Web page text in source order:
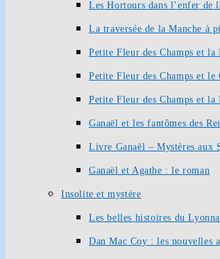
Les Hortours dans l’enfer de
La traversée de la Manche à
Petite Fleur des Champs et
Petite Fleur des Champs et
Petite Fleur des Champs et la
Ganaël et les fantômes des
Livre Ganaël – Mystères aux
Ganaël et Agathe : le roman
Insolite et mystère
Les belles histoires du
Dan Mac Coy : les nouvelles